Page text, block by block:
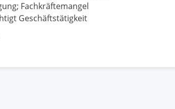
Fachkräftemangel
Geschäftstätigkeit